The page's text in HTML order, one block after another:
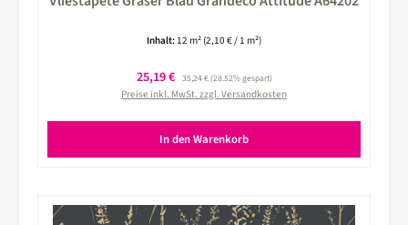
Inhalt: 12 m² (2,10 € / 1 m²)
Verkaufspreis:
25,19 € Regulärer Preis:
35,24 €(28.52% gespart)
Preise inkl. MwSt. zzgl. Versandkosten
In den Warenkorb